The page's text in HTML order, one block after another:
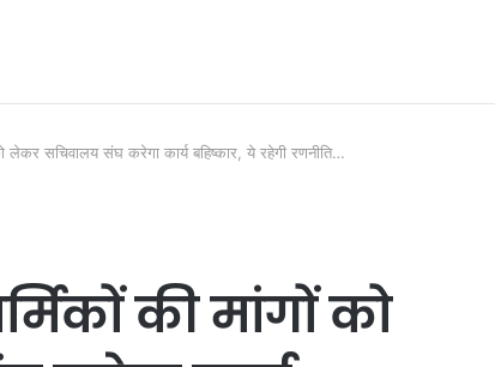
लेकर सचिवालय संघ करेगा कार्य बहिष्कार, ये रहेगी रणनीति…
की मांगों को